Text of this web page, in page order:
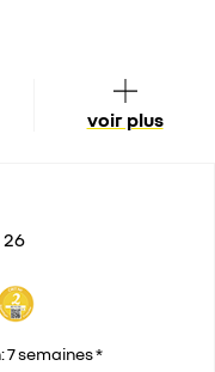
voir plus
26
7 semaines *